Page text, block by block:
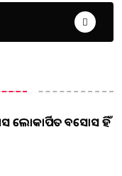
ଲୋକାର୍ପିତ ଅବସୋସ ହିଁ